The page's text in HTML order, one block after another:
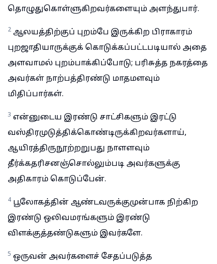
தொழுதுகொள்ளுகிறவர்களையும் அளந்துபார்.
2 ஆலயத்திற்குப் புறம்பே இருக்கிற பிராகாரம்
புறஜாதியாருக்குக் கொடுக்கப்பட்டபடியால் அதை
அளவாமல் புறம்பாக்கிப்போடு; பரிசுத்த நகரத்தை
அவர்கள் நாற்பத்திரண்டு மாதமளவும்
மிதிப்பார்கள்.
3 என்னுடைய இரண்டு சாட்சிகளும் இரட்டு
வஸ்திரமுடுத்திக்கொண்டிருக்கிறவர்களாய்,
ஆயிரத்திருநூற்றறுபது நாளளவும்
தீர்க்கதரிசனஞ்சொல்லும்படி அவர்களுக்கு
அதிகாரம் கொடுப்பேன்.
4 பூலோகத்தின் ஆண்டவருக்குமுன்பாக நிற்கிற
இரண்டு ஒலிவமரங்களும் இரண்டு
விளக்குத்தண்டுகளும் இவர்களே.
5 ஒருவன் அவர்களைச் சேதப்படுத்த